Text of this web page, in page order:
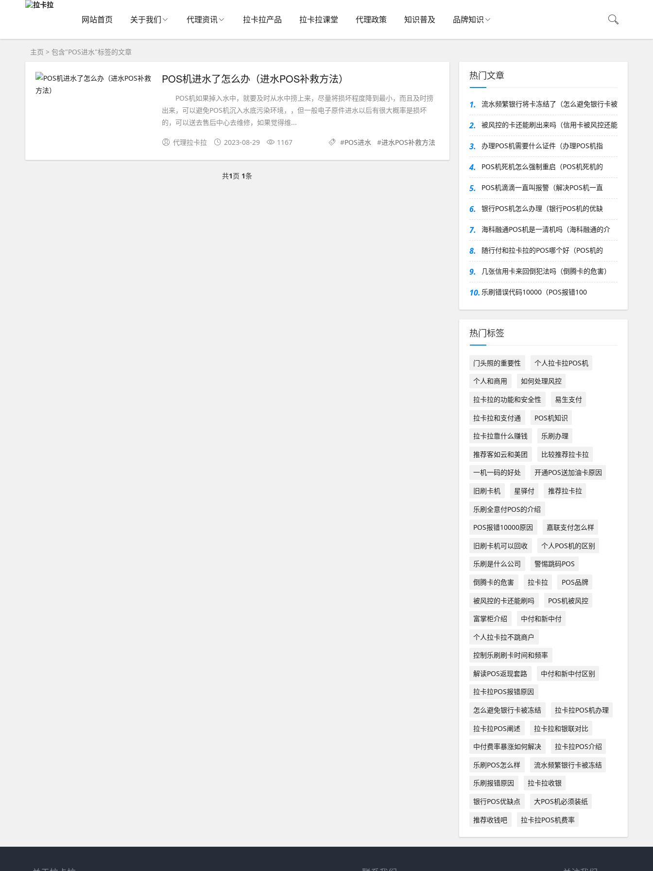
网站首页 关于我们 代理资讯 拉卡拉产品 拉卡拉课堂 代理政策 知识普及 品牌知识
主页 > 包含"POS进水"标签的文章
POS机进水了怎么办（进水POS补救方法）
POS机如果掉入水中，就要及时从水中捞上来，尽量将损坏程度降到最小，而且及时捞
出来，可以避免POS机沉入水底污染环境，，但一般电子原件进水以后有很大概率是损坏
的，可以送去售后中心去维修，如果觉得维...
代理拉卡拉 2023-08-29 1167 #POS进水 #进水POS补救方法
共1页 1条
热门文章
1. 流水频繁银行将卡冻结了（怎么避免银行卡被
2. 被风控的卡还能刷出来吗（信用卡被风控还能
3. 办理POS机需要什么证件（办理POS机指
4. POS机死机怎么强制重启（POS机死机的
5. POS机滴滴一直叫报警（解决POS机一直
6. 银行POS机怎么办理（银行POS机的优缺
7. 海科融通POS机是一清机吗（海科融通的介
8. 随行付和拉卡拉的POS哪个好（POS机的
9. 几张信用卡来回倒犯法吗（倒腾卡的危害）
10. 乐刷错误代码10000（POS报错100
热门标签
门头照的重要性
个人拉卡拉POS机
个人和商用
如何处理风控
拉卡拉的功能和安全性
易生支付
拉卡拉和支付通
POS机知识
拉卡拉靠什么赚钱
乐刷办理
推荐客如云和美团
比较推荐拉卡拉
一机一码的好处
开通POS送加油卡原因
旧刷卡机
星驿付
推荐拉卡拉
乐刷全意付POS的介绍
POS报错10000原因
嘉联支付怎么样
旧刷卡机可以回收
个人POS机的区别
乐刷是什么公司
警惕跳码POS
倒腾卡的危害
拉卡拉
POS品牌
被风控的卡还能刷吗
POS机被风控
富掌柜介绍
中付和新中付
个人拉卡拉不跳商户
控制乐刷刷卡时间和频率
解读POS返现套路
中付和新中付区别
拉卡拉POS报错原因
怎么避免银行卡被冻结
拉卡拉POS机办理
拉卡拉POS阐述
拉卡拉和银联对比
中付费率暴涨如何解决
拉卡拉POS介绍
乐刷POS怎么样
流水频繁银行卡被冻结
乐刷报错原因
拉卡拉收银
银行POS优缺点
大POS机必须装纸
推荐收钱吧
拉卡拉POS机费率